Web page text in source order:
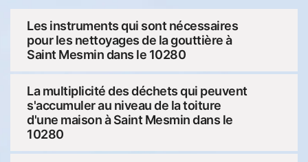
Les instruments qui sont nécessaires
pour les nettoyages de la gouttière à
Saint Mesmin dans le 10280
La multiplicité des déchets qui peuvent
s'accumuler au niveau de la toiture
d'une maison à Saint Mesmin dans le
10280